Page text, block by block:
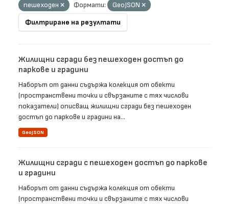
пешеходен
Формати:
GeoJSON
Филтриране на резултати
Жилищни сгради без пешеходен достъп до
паркове и градини
Наборът от данни съдържа колекция от обекти
(пространствени точки и свързаните с тях числови
показатели) описващ жилищни сгради без пешеходен
достъп до паркове и градини на...
GeoJSON
Жилищни сгради с пешеходен достъп до паркове
и градини
Наборът от данни съдържа колекция от обекти
(пространствени точки и свързаните с тях числови